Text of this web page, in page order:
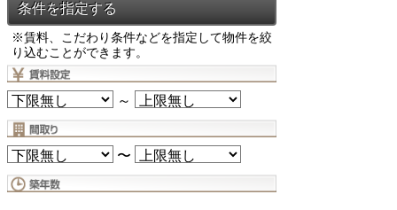
※賃料、こだわり条件などを指定して物件を絞
り込むことができます。
～
〜